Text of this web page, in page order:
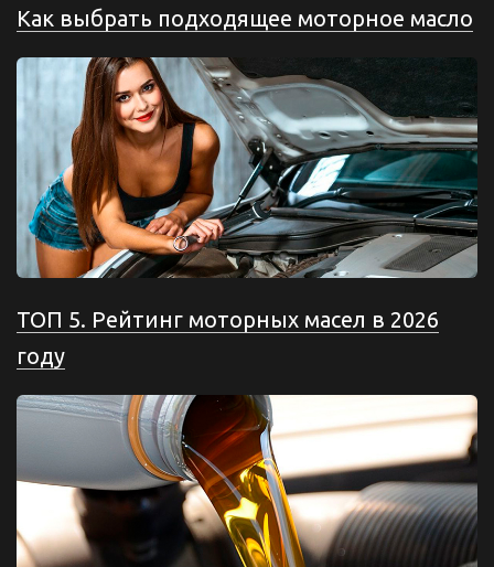
Как выбрать подходящее моторное масло
ТОП 5. Рейтинг моторных масел в 2026
году